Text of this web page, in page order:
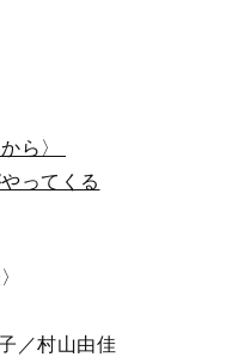
ら〉
ってくる
／村山由佳